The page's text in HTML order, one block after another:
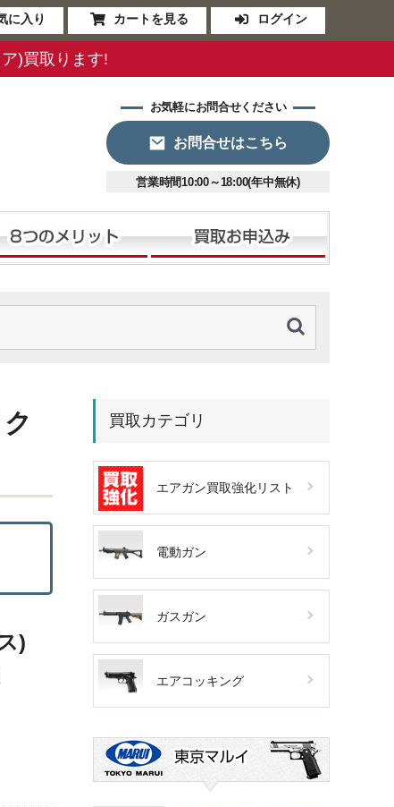
に入り カートを見る ログイン
)買取ります!
お気軽にお問合せください
お問合せはこちら
営業時間10:00～18:00(年中無休)
)
買取カテゴリ
エアガン買取強化リスト
電動ガン
ガスガン
エアコッキング